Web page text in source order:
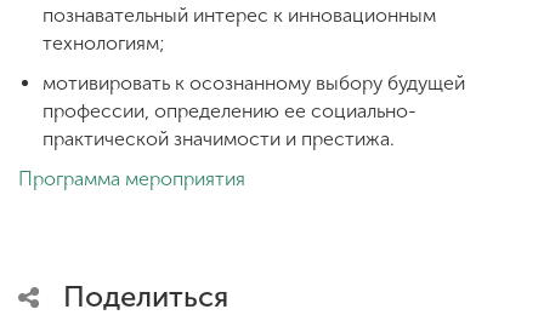
познавательный интерес к инновационным
технологиям;
мотивировать к осознанному выбору будущей
профессии, определению ее социально-
практической значимости и престижа.
Программа мероприятия
Поделиться